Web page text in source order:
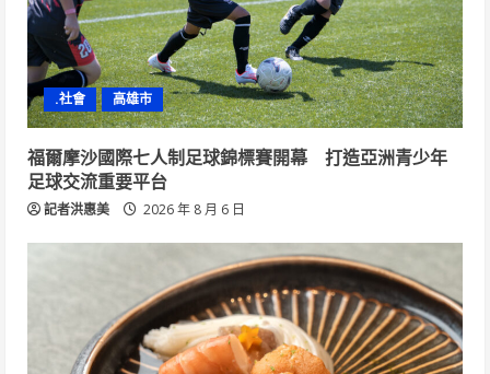
.社會 高雄市
福爾摩沙國際七人制足球錦標賽開幕 打造亞洲青少年
足球交流重要平台
記者洪惠美 2026 年 8 月 6 日